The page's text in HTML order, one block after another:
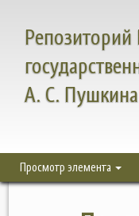
Репозиторий
А. С. Пушкина
Просмотр элемента